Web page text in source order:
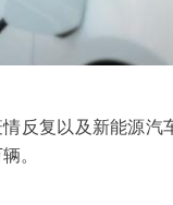
反复以及新能源汽
。